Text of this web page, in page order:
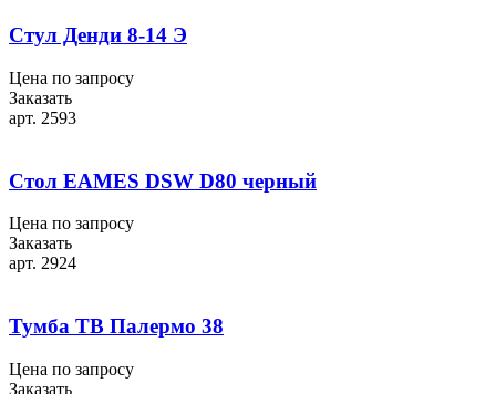
Стул Денди 8-14 Э
Цена по запросу
Заказать
арт. 2593
Стол EAMES DSW D80 черный
Цена по запросу
Заказать
арт. 2924
Тумба ТВ Палермо 38
Цена по запросу
Заказать